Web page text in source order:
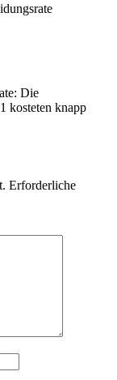
Die
kosteten knapp
Erforderliche